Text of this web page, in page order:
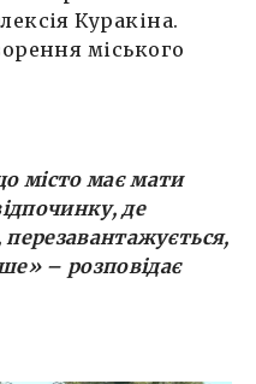
Куракіна.
міського
місто має мати
де
– розповідає